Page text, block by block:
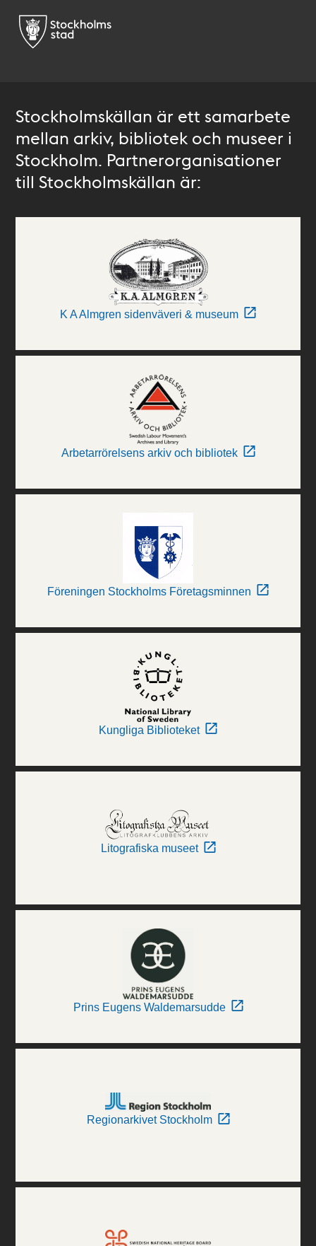
Stockholmskällan är ett samarbete
mellan arkiv, bibliotek och museer i
Stockholm. Partnerorganisationer
till Stockholmskällan är:
K A Almgren sidenväveri & museum
Arbetarrörelsens arkiv och bibliotek
Föreningen Stockholms Företagsminnen
Kungliga Biblioteket
Litografiska museet
Prins Eugens Waldemarsudde
Regionarkivet Stockholm